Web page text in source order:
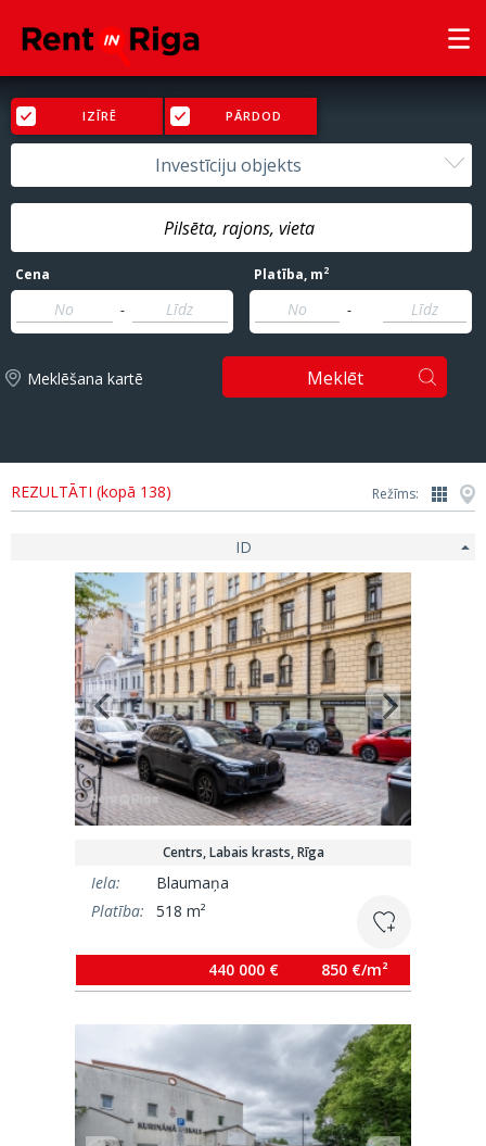
IZĪRĒ PĀRDOD
Investīciju objekts
Cena
-
Platība, m2
-
Meklēšana kartē Meklēt
REZULTĀTI (kopā 138) Režīms:
ID
Centrs, Labais krasts, Rīga
Iela:
Blaumaņa
Platība:
518 m²
440 000 € 850 €/m²